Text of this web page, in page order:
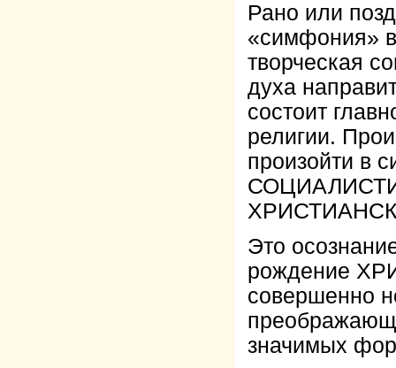
Рано или
«симфония»
творческая
духа
состоит
религии.
произойти в
Это
рождение
совершенно
значимых